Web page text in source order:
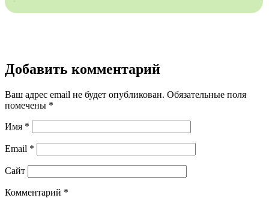
Добавить комментарий
Ваш адрес email не будет опубликован. Обязательные поля
помечены *
Имя *
Email *
Сайт
Комментарий *